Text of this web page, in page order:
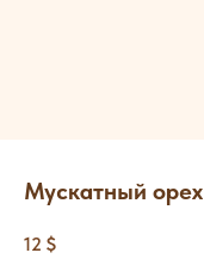
Мускатный орех
12 $